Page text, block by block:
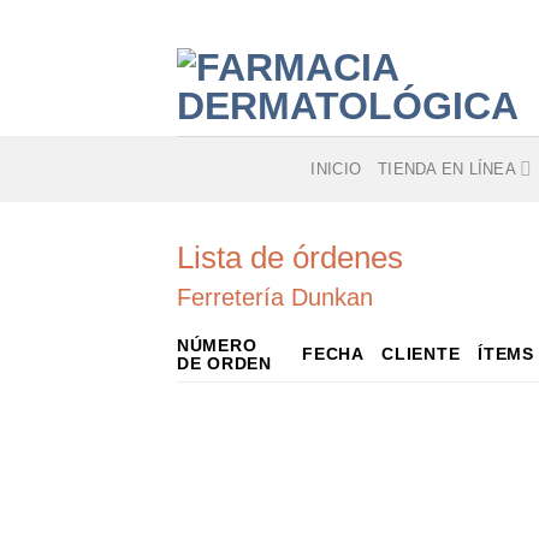
INICIO TIENDA EN LÍNEA
Lista de órdenes
Ferretería Dunkan
NÚMERO
DE ORDEN
FECHA CLIENTE ÍTEMS